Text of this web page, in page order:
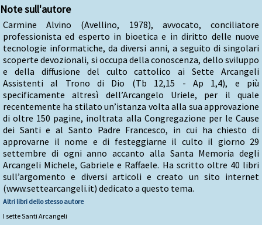
Note sull'autore
Carmine Alvino (Avellino, 1978), avvocato, conciliatore
professionista ed esperto in bioetica e in diritto delle nuove
tecnologie informatiche, da diversi anni, a seguito di singolari
scoperte devozionali, si occupa della conoscenza, dello sviluppo
e della diffusione del culto cattolico ai Sette Arcangeli
Assistenti al Trono di Dio (Tb 12,15 - Ap 1,4), e più
specificamente altresì dell’Arcangelo Uriele, per il quale
recentemente ha stilato un’istanza volta alla sua approvazione
di oltre 150 pagine, inoltrata alla Congregazione per le Cause
dei Santi e al Santo Padre Francesco, in cui ha chiesto di
approvarne il nome e di festeggiarne il culto il giorno 29
settembre di ogni anno accanto alla Santa Memoria degli
Arcangeli Michele, Gabriele e Raffaele. Ha scritto oltre 40 libri
sull’argomento e diversi articoli e creato un sito internet
(www.settearcangeli.it) dedicato a questo tema.
Altri libri dello stesso autore
I sette Santi Arcangeli